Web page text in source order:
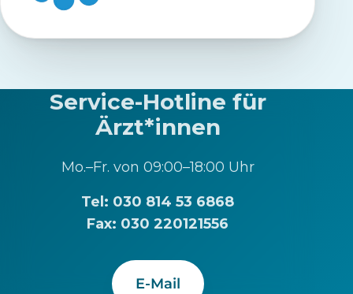
Service-Hotline für
Ärzt*innen
Mo.–Fr. von 09:00–18:00 Uhr
Tel: 030 814 53 6868
Fax: 030 220121556
E-Mail